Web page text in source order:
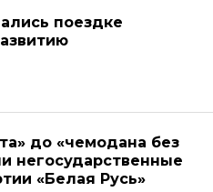
поездке
до «чемодана без
негосударственные
«Белая Русь»